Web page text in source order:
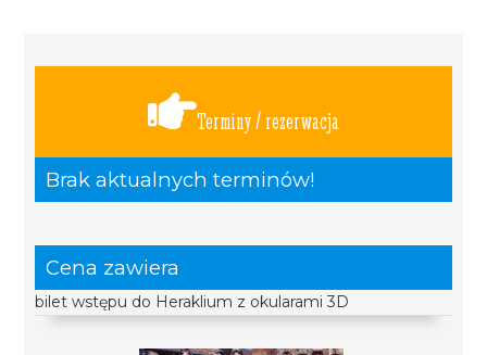
Terminy / rezerwacja
Brak aktualnych terminów!
Cena zawiera
bilet wstępu do Heraklium z okularami 3D